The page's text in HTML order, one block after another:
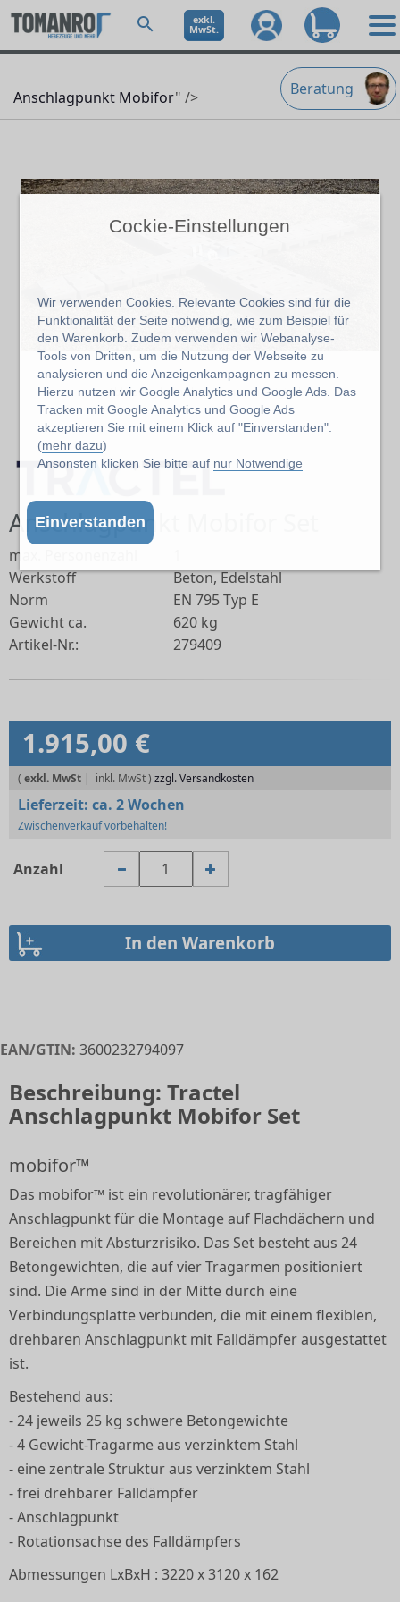
Cockie-Einstellungen
Wir verwenden Cookies. Relevante Cookies sind für die
Funktionalität der Seite notwendig, wie zum Beispiel für
den Warenkorb. Zudem verwenden wir Webanalyse-
Tools von Dritten, um die Nutzung der Webseite zu
analysieren und die Anzeigenkampagnen zu messen.
Hierzu nutzen wir Google Analytics und Google Ads. Das
Tracken mit Google Analytics und Google Ads
akzeptieren Sie mit einem Klick auf "Einverstanden".
(mehr dazu)
Ansonsten klicken Sie bitte auf nur Notwendige
Einverstanden
exkl.
MwSt.
Beratung
Anschlagpunkt Mobifor" />
Abbildung kann abweichen vom Original
Anschlagpunkt Mobifor Set
max. Personenzahl
Werkstoff
Beton, Edelstahl
Norm
EN 795 Typ E
Gewicht ca.
620 kg
Artikel-Nr.:
279409
1.915,00 €
( exkl. MwSt | zzgl. Versandkosten
Lieferzeit: ca. 2 Wochen
Zwischenverkauf vorbehalten!
Anzahl
EAN/GTIN: 3600232794097
Beschreibung: Tractel
Anschlagpunkt Mobifor Set
mobifor™
Das mobifor™ ist ein revolutionärer, tragfähiger
Anschlagpunkt für die Montage auf Flachdächern und
Bereichen mit Absturzrisiko. Das Set besteht aus 24
Betongewichten, die auf vier Tragarmen positioniert
sind. Die Arme sind in der Mitte durch eine
Verbindungsplatte verbunden, die mit einem flexiblen,
drehbaren Anschlagpunkt mit Falldämpfer ausgestattet
ist.
Bestehend aus:
- 24 jeweils 25 kg schwere Betongewichte
- 4 Gewicht-Tragarme aus verzinktem Stahl
- eine zentrale Struktur aus verzinktem Stahl
- frei drehbarer Falldämpfer
- Anschlagpunkt
- Rotationsachse des Falldämpfers
Abmessungen LxBxH : 3220 x 3120 x 162